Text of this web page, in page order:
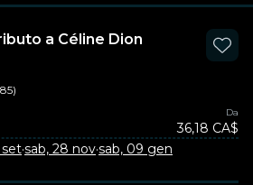
a Céline Dion
Da
36,18 CA$
set·sab, 28 nov·sab, 09 gen